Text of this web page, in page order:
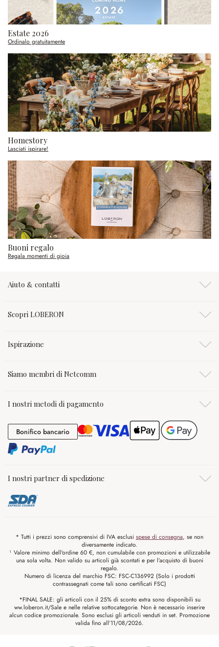
Estate 2026
Ordinalo gratuitamente
Homestory
Lasciati ispirare!
Buoni regalo
Regala momenti di gioia
Aiuto & contatti
Scopri LOBERON
Ispirazione
Siamo membri di Netcomm
I nostri metodi di pagamento
Bonifico bancarioBonifico bancario
I nostri partner di spedizione
* Tutti i prezzi sono comprensivi di IVA esclusi spese di consegna, se non
diversamente indicato.
¹ Valore minimo dell'ordine 60 €, non cumulabile con promozioni e utilizzabile
una sola volta. Non valido su articoli già scontati e per l’acquisto di buoni
regalo.
Numero di licenza del marchio FSC: FSC-C136992 (Solo i prodotti
contrassegnati come tali sono certificati FSC)
*FINAL SALE: gli articoli con il 25% di sconto extra sono disponibili su
ww.loberon.it/Sale e nelle relative sottocategorie. Non è necessario inserire
alcun codice promozionale. Sono esclusi gli articoli venduti in set. Promozione
valida fino all’11/08/2026.